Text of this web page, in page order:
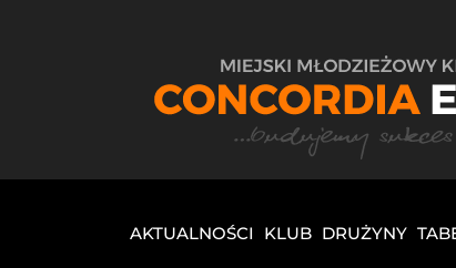
AKTUALNOŚCI KLUB DRUŻYNY